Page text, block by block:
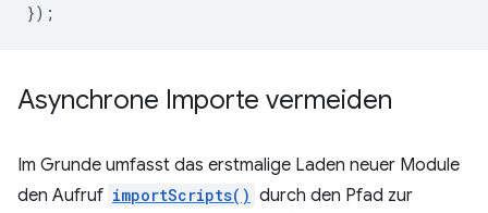
});
Asynchrone Importe vermeiden
Im Grunde umfasst das erstmalige Laden neuer Module
den Aufruf importScripts() durch den Pfad zur